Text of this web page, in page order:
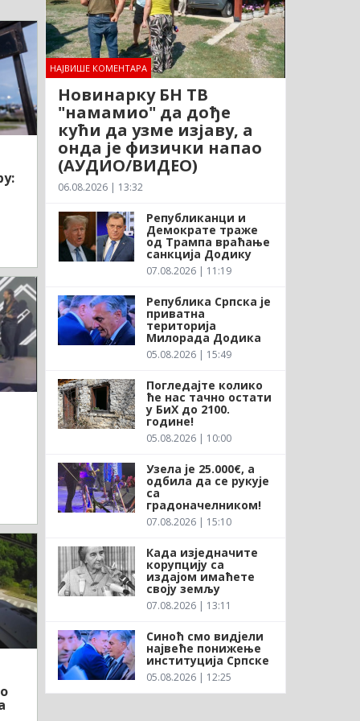
НАЈВИШЕ КОМЕНТАРА
Новинарку БН ТВ
"намамио" да дође
кући да узме изјаву, а
онда је физички напао
(АУДИО/ВИДЕО)
06.08.2026 | 13:32
Републиканци и
Демократе траже
од Трампа враћање
санкција Додику
07.08.2026 | 11:19
Република Српска је
приватна
територија
Милорада Додика
05.08.2026 | 15:49
Погледајте колико
ће нас тачно остати
у БиХ до 2100.
године!
05.08.2026 | 10:00
Узела је 25.000€, а
одбила да се рукује
са
градоначелником!
07.08.2026 | 15:10
Када изједначите
корупцију са
издајом имаћете
своју земљу
07.08.2026 | 13:11
Синоћ смо видјели
највеће понижење
институција Српске
05.08.2026 | 12:25